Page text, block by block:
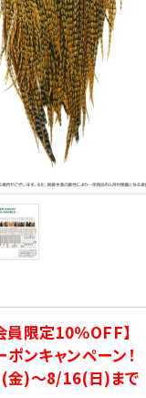
員限定10％OFF】
ポンキャンペーン！
金)～8/16(日)まで